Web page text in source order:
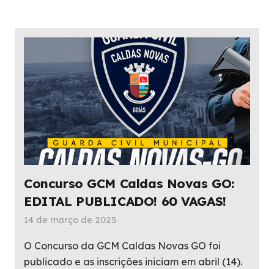
Concurso GCM Caldas Novas GO:
EDITAL PUBLICADO! 60 VAGAS!
14 de março de 2025
O Concurso da GCM Caldas Novas GO foi
publicado e as inscrições iniciam em abril (14).